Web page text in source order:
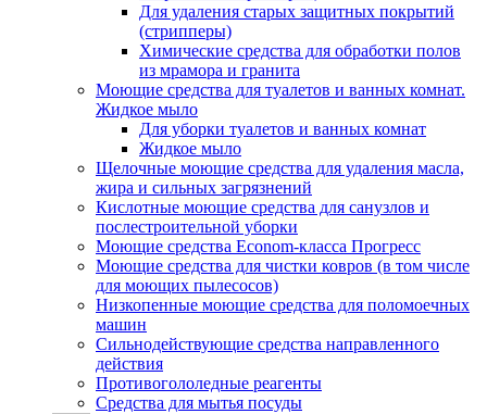
Для удаления старых защитных покрытий
(стрипперы)
Химические средства для обработки полов
из мрамора и гранита
Моющие средства для туалетов и ванных комнат.
Жидкое мыло
Для уборки туалетов и ванных комнат
Жидкое мыло
Щелочные моющие средства для удаления масла,
жира и сильных загрязнений
Кислотные моющие средства для санузлов и
послестроительной уборки
Моющие средства Econom-класса Прогресс
Моющие средства для чистки ковров (в том числе
для моющих пылесосов)
Низкопенные моющие средства для поломоечных
машин
Сильнодействующие средства направленного
действия
Противогололедные реагенты
Средства для мытья посуды